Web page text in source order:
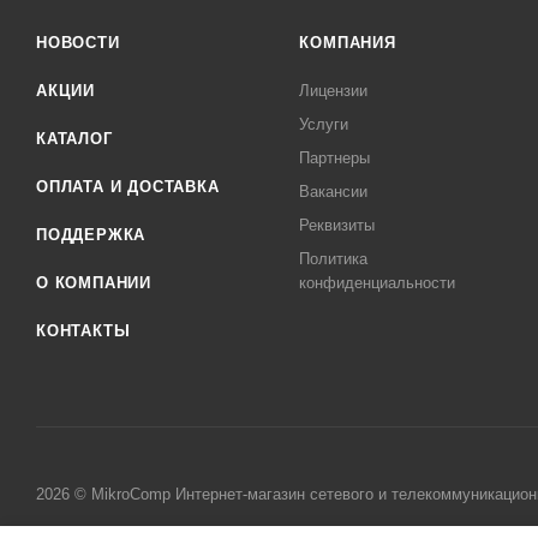
НОВОСТИ
АКЦИИ
КАТАЛОГ
ОПЛАТА И ДОСТАВКА
ПОДДЕРЖКА
О КОМПАНИИ
КОНТАКТЫ
КОМПАНИЯ
Лицензии
Услуги
Партнеры
Вакансии
Реквизиты
Политика
конфиденциальности
2026 © MikroComp Интернет-магазин сетевого и